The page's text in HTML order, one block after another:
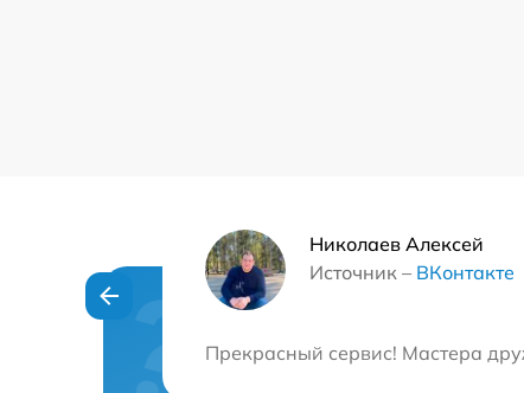
Николаев Алексей
Источник – ВКонтакте
Прекрасный сервис! Мастера
Нужна